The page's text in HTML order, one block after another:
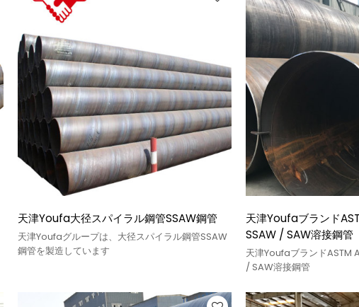
天津Youfa大径スパイラル鋼管SSAW鋼管
天津Youfaグループは、大径スパイラル鋼管SSAW
鋼管を製造しています
天津Youfaブランド
SSAW / SAW溶接鋼管
天津YoufaブランドASTM
/ SAW溶接鋼管